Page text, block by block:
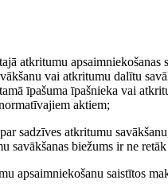
atkritumu
vai atkritumu dalītu
īpašuma īpašnieka vai
aktiem;
sadzīves atkritumu
savākšanas biežums ir ne
apsaimniekošanu saistītos